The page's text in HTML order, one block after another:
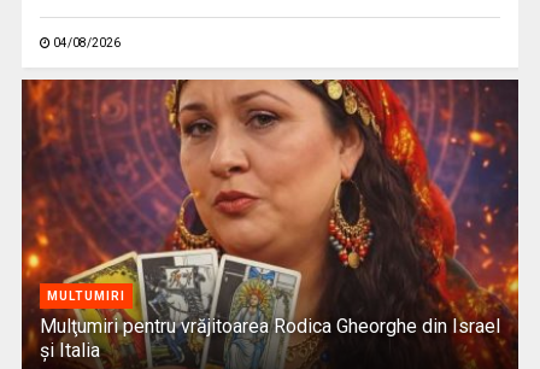
04/08/2026
MULTUMIRI
Mulţumiri pentru vrăjitoarea Rodica Gheorghe din Israel
și Italia